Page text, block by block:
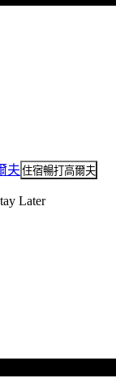
夫住宿暢打高爾夫
Later